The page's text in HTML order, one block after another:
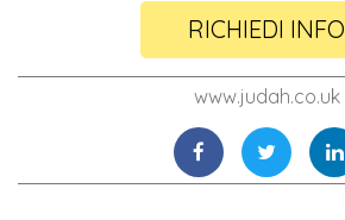
RICHIEDI INFO
www.judah.co.uk